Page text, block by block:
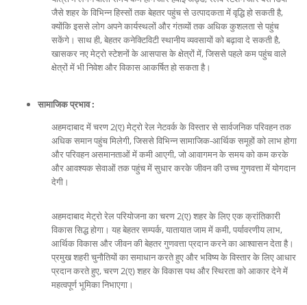
जैसे शहर के विभिन्न हिस्सों तक बेहतर पहुंच से उत्पादकता में वृद्धि हो सकती है,
क्योंकि इससे लोग अपने कार्यस्थलों और गंतव्यों तक अधिक कुशलता से पहुंच
सकेंगे। साथ ही, बेहतर कनेक्टिविटी स्थानीय व्यवसायों को बढ़ावा दे सकती है,
खासकर नए मेट्रो स्टेशनों के आसपास के क्षेत्रों में, जिससे पहले कम पहुंच वाले
क्षेत्रों में भी निवेश और विकास आकर्षित हो सकता है।
सामाजिक प्रभाव :
अहमदाबाद में चरण 2(ए) मेट्रो रेल नेटवर्क के विस्तार से सार्वजनिक परिवहन तक
अधिक समान पहुंच मिलेगी, जिससे विभिन्न सामाजिक-आर्थिक समूहों को लाभ होगा
और परिवहन असमानताओं में कमी आएगी, जो आवागमन के समय को कम करके
और आवश्यक सेवाओं तक पहुंच में सुधार करके जीवन की उच्च गुणवत्ता में योगदान
देगी।
अहमदाबाद मेट्रो रेल परियोजना का चरण 2(ए) शहर के लिए एक क्रांतिकारी
विकास सिद्ध होगा। यह बेहतर सम्‍पर्क, यातायात जाम में कमी, पर्यावरणीय लाभ,
आर्थिक विकास और जीवन की बेहतर गुणवत्ता प्रदान करने का आश्‍वासन देता है।
प्रमुख शहरी चुनौतियों का समाधान करते हुए और भविष्य के विस्तार के लिए आधार
प्रदान करते हुए, चरण 2(ए) शहर के विकास पथ और स्थिरता को आकार देने में
महत्वपूर्ण भूमिका निभाएगा।